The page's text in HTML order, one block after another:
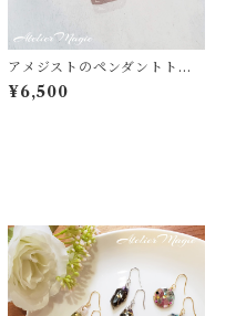
アメジストのペンダントトッ
プ
¥6,500